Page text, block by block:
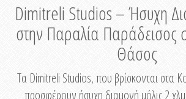
Dimitreli Studios – Ήσυχη
στην Παραλία Παράδεισος
Θάσος
Τα Dimitreli Studios, που βρίσκονται στα
προσφέρουν ήσυχη διαμονή μόλις 2